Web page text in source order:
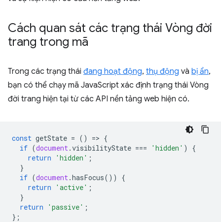
Cách quan sát các trạng thái Vòng đời
trang trong mã
Trong các trạng thái đang hoạt động, thụ động và bị ẩn,
bạn có thể chạy mã JavaScript xác định trạng thái Vòng
đời trang hiện tại từ các API nền tảng web hiện có.
const getState = () => {
if (document .visibilityState === 'hidden' )
{
return
'hidden' ;
}
if (document .hasFocus())
{
return
'active' ;
}
return
'passive' ;
};